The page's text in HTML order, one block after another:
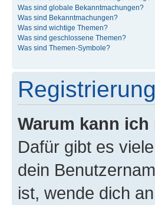
Was sind globale Bekanntmachungen?
Was sind Bekanntmachungen?
Was sind wichtige Themen?
Was sind geschlossene Themen?
Was sind Themen-Symbole?
Warum kann
Dafür gibt es
dein
ist, wende dich